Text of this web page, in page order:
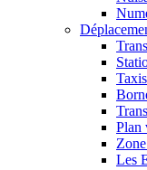
Taxis
Plan
Les